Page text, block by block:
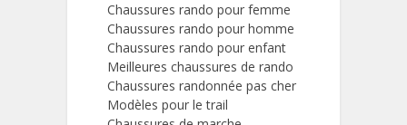
Chaussures rando pour femme
Chaussures rando pour homme
Chaussures rando pour enfant
Meilleures chaussures de rando
Chaussures randonnée pas cher
Modèles pour le trail